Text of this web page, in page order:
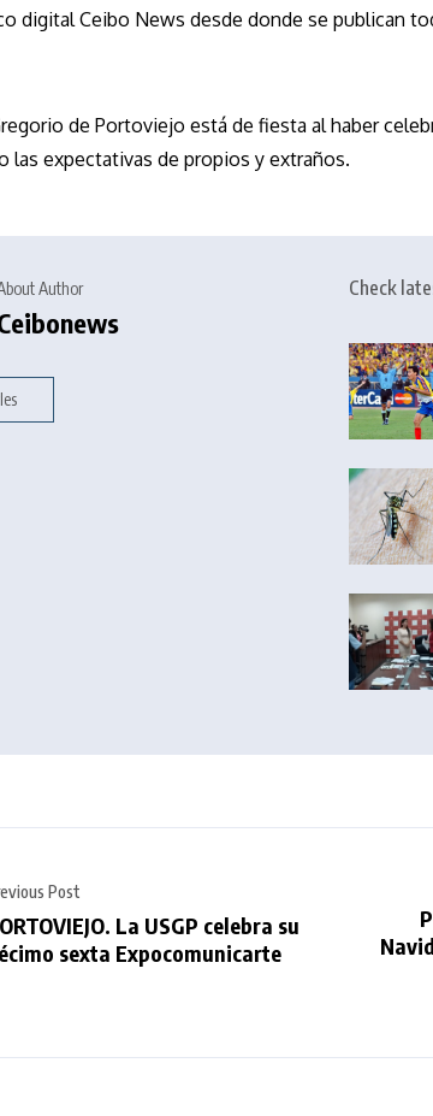
digital Ceibo News desde donde se publican
de Portoviejo está de fiesta al haber
las expectativas de propios y extraños.
Author Check
Post
La USGP celebra su
sexta Expocomunicarte